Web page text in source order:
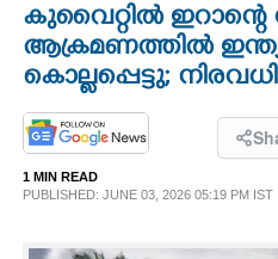
OPINION
PHOTOS
LIFESTYLE
കുവൈറ്റിൽ
ആക്രമണത്തിൽ
കൊല്ലപ്പെട്ടു;
1 MIN READ
PUBLISHED: JUNE 03, 2026 05:19 PM IST